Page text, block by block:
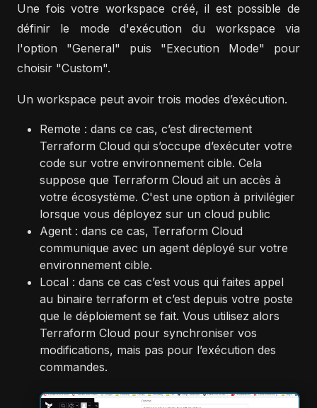
Une fois votre workspace créé, il est possible de
définir le mode d'exécution du workspace via
l'option "General" puis "Execution Mode" pour
choisir "Custom".
Un workspace peut avoir trois modes d’exécution.
Remote : dans ce cas, c’est directement
Terraform Cloud qui s’occupe d’exécuter votre
code sur votre environnement cible. Cela
suppose que Terraform Cloud ait un accès à
votre écosystème. C'est une option à privilégier
lorsque vous déployez sur un cloud public
Agent : dans ce cas, Terraform Cloud
communique avec un agent déployé sur votre
environnement cible.
Local : dans ce cas c’est vous qui faites appel
au binaire terraform et c’est depuis votre poste
que le déploiement se fait. Vous utilisez alors
Terraform Cloud pour synchroniser vos
modifications, mais pas pour l’exécution des
commandes.